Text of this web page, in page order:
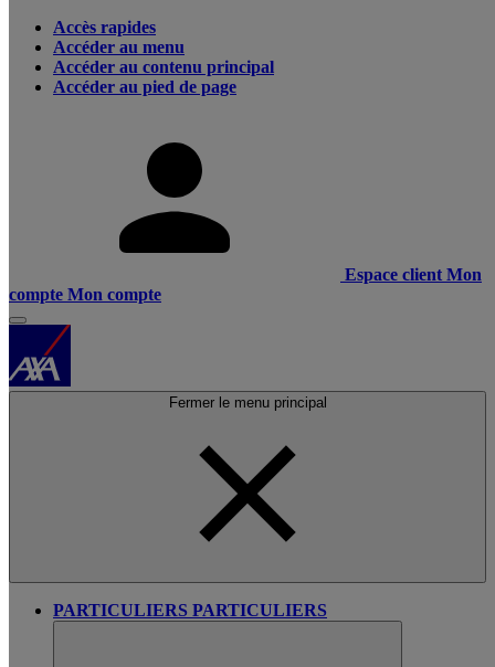
Accès rapides
Accéder au menu
Accéder au contenu principal
Accéder au pied de page
Espace client Mon
compte Mon compte
Fermer le menu principal
PARTICULIERS PARTICULIERS